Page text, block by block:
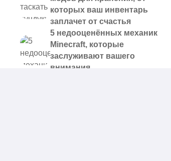
которых ваш инвентарь
заплачет от счастья
5 недооценённых механик
Minecraft, которые
заслуживают вашего
внимания